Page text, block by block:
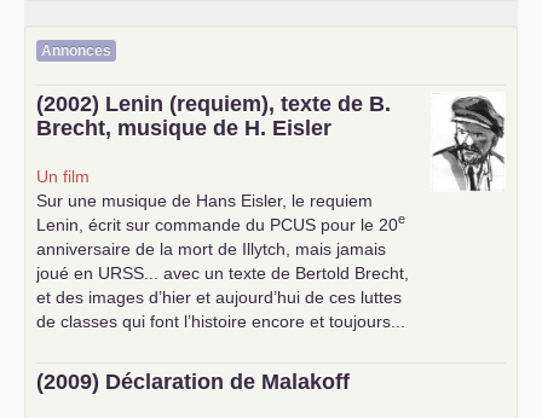
Annonces
(2002) Lenin (requiem), texte de B.
Brecht, musique de H. Eisler
Un film
Sur une musique de Hans Eisler, le requiem
Lenin, écrit sur commande du PCUS pour le 20e
anniversaire de la mort de Illytch, mais jamais
joué en URSS ... avec un texte de Bertold Brecht,
et des images d’hier et aujourd’hui de ces luttes
de classes qui font l’histoire encore et toujours...
(2009) Déclaration de Malakoff